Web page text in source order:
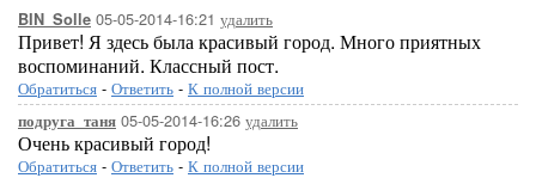
BIN_Solle 05-05-2014-16:21 удалить
Привет! Я здесь была красивый город. Много приятных
воспоминаний. Классный пост.
Обратиться - Ответить - К полной версии
подруга_таня 05-05-2014-16:26 удалить
Очень красивый город!
Обратиться - Ответить - К полной версии